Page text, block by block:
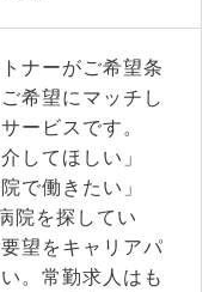
ナーがご希望条
希望にマッチし
ービスです。
してほしい」
で働きたい」
院を探してい
望をキャリアパ
。常勤求人はも